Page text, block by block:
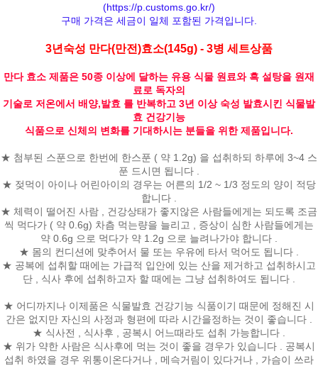
(https://p.customs.go.kr/)
구매 가격은 세금이 일체 포함된 가격입니다.
3년숙성 만다(만전)효소(145g) - 3병 세트상품
만다 효소 제품은 50종 이상에 달하는 유용 식물 원료와 흑 설탕을 원재
료로 독자의
기술로 저온에서 배양,발효 를 반복하고 3년 이상 숙성 발효시킨 식물발
효 건강기능
식품으로 신체의 변화를 기대하시는 분들을 위한 제품입니다.
★ 첨부된 스푼으로 한번에 한스푼 ( 약 1.2g) 을 섭취하되 하루에 3~4 스
푼 드시면 됩니다 .
★ 젖먹이 아이나 어린아이의 경우는 어른의 1/2 ~ 1/3 정도의 양이 적당
합니다 .
★ 체력이 떨어진 사람 , 건강상태가 좋지않은 사람들에게는 되도록 조금
씩 먹다가 ( 약 0.6g) 차츰 먹는량을 늘리고 , 증상이 심한 사람들에게는
약 0.6g 으로 먹다가 약 1.2g 으로 늘려나가야 합니다 .
★ 몸의 컨디션에 맞추어서 물 또는 우유에 타서 먹어도 됩니다 .
★ 공복에 섭취할 때에는 가급적 입안에 있는 산을 제거하고 섭취하시고
단 , 식사 후에 섭취하고자 할 때에는 그냥 섭취하여도 됩니다 .
★ 어디까지나 이제품은 식물발효 건강기능 식품이기 때문에 정해진 시
간은 없지만 자신의 사정과 형편에 따라 시간을정하는 것이 좋습니다 .
★ 식사전 , 식사후 , 공복시 어느때라도 섭취 가능합니다 .
★ 위가 약한 사람은 식사후에 먹는 것이 좋을 경우가 있습니다 . 공복시
섭취 하였을 경우 위통이온다거나 , 메슥거림이 있다거나 , 가슴이 쓰라